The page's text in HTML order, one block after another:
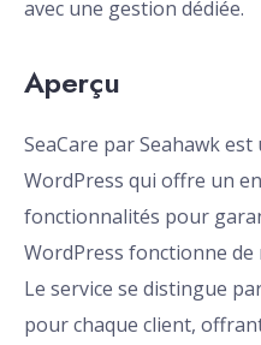
avec une gestion dédiée.
Aperçu
SeaCare par Seahawk
WordPress qui offre un
fonctionnalités pour
WordPress fonctionne de
Le service se distingue
pour chaque client,